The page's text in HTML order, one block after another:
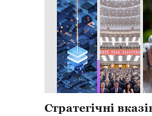
Стратегічні